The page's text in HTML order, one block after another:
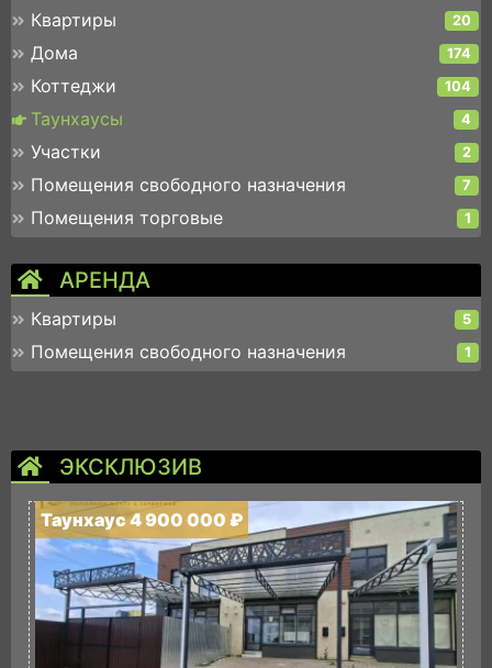
Квартиры 20
Дома 174
Коттеджи 104
Таунхаусы 4
Участки 2
Помещения свободного назначения 7
Помещения торговые 1
АРЕНДА
Квартиры 5
Помещения свободного назначения 1
ЭКСКЛЮЗИВ
Таунхаус 4 900 000 ₽